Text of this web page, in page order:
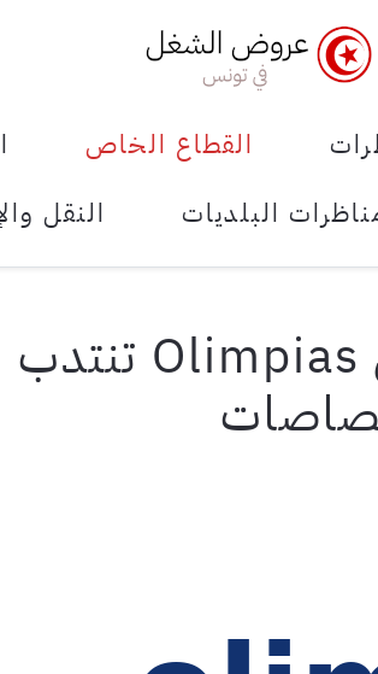
القطاع الخاص
البلديات النقل
شركة المنسوجات والملابس Olimpias تنتدب